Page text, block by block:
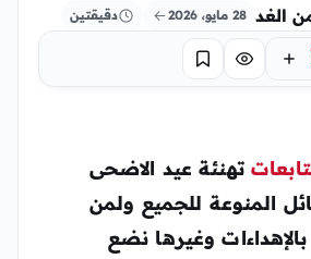
الغد 28 مايو، 2026 دقيقتين
تركيز حفظ
تهنئة عيد الاضحى
المنوعة للجميع ولمن
وغيرها نضع